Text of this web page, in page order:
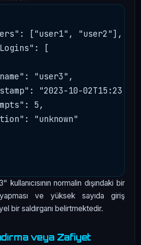
["user1", "user2"],
[
"user3",
"2023-10-
5,
"unknown"
normalin dışındaki bir
ve yüksek sayıda giriş
bir saldırganı belirtmektedir.
veya Zafiyet